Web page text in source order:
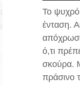
Το ψυχρό
ένταση.
ό,τι
σκούρα.
πράσινο